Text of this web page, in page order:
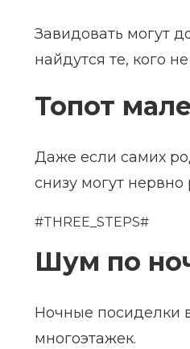
Завидовать могут
найдутся те, кого
Топот
Даже если самих
снизу могут
#THREE_STEPS#
Шум по
Ночные посиделки
многоэтажек.